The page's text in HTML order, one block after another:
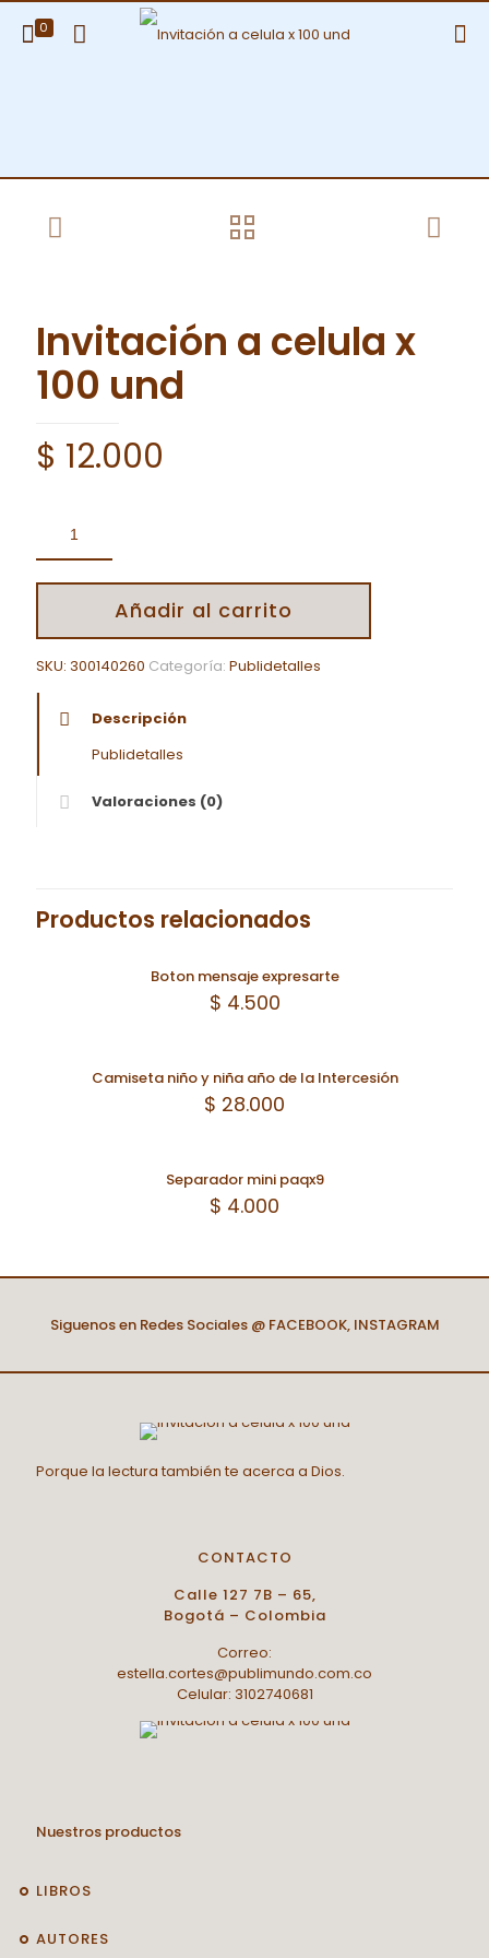
0
Invitación a celula x
100 und
$ 12.000
Añadir al carrito
SKU: 300140260 Categoría: Publidetalles
Descripción
Publidetalles
Valoraciones (0)
Productos relacionados
Boton mensaje expresarte
$ 4.500
Camiseta niño y niña año de la Intercesión
$ 28.000
Separador mini paqx9
$ 4.000
Siguenos en Redes Sociales @ FACEBOOK, INSTAGRAM
Porque la lectura también te acerca a Dios.
CONTACTO
Calle 127 7B – 65,
Bogotá – Colombia
Correo:
estella.cortes@publimundo.com.co
Celular: 3102740681
Nuestros productos
LIBROS
AUTORES